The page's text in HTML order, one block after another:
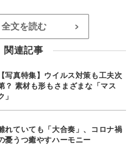
全文を読む >
関連記事
【写真特集】ウイルス対策も工夫次
？ 素材も形もさまざまな「マス
」
れていても「大合奏」、コロナ禍
憂うつ癒やすハーモニー